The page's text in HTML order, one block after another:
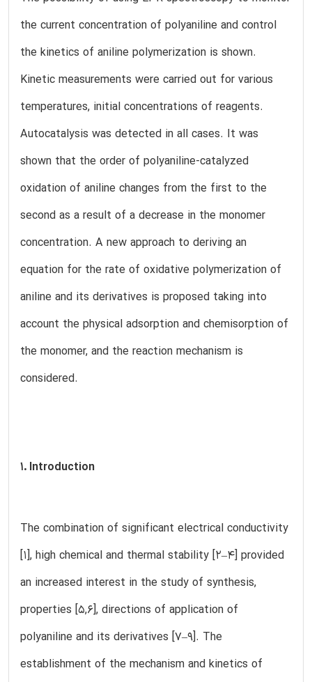
the current concentration of polyaniline and control
the kinetics of aniline polymerization is shown.
Kinetic measurements were carried out for various
temperatures, initial concentrations of reagents.
Autocatalysis was detected in all cases. It was
shown that the order of polyaniline-catalyzed
oxidation of aniline changes from the first to the
second as a result of a decrease in the monomer
concentration. A new approach to deriving an
equation for the rate of oxidative polymerization of
aniline and its derivatives is proposed taking into
account the physical adsorption and chemisorption of
the monomer, and the reaction mechanism is
considered.
1. Introduction
The combination of significant electrical conductivity
[1], high chemical and thermal stability [2–4] provided
an increased interest in the study of synthesis,
properties [5,6], directions of application of
polyaniline and its derivatives [7–9]. The
establishment of the mechanism and kinetics of